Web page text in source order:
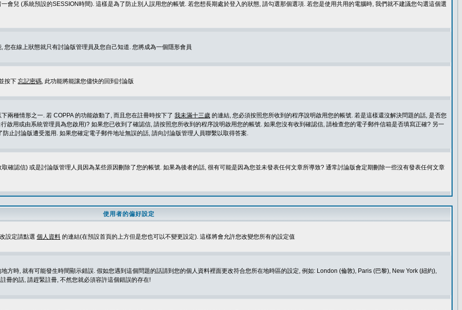
會兒 (系統預設的SESSION時間). 這樣是為了防止別人誤用您的帳號. 若您想長期處於登入的狀態, 請勾選那個選項. 若您是使用共用的電腦時, 我們就不建議您勾選這個選
您在線上狀態就只有討論版管理員及您自己知道. 您將成為一個隱形會員
按下 忘記密碼, 此功能將能讓您儘快的回到討論版
兩種情形之一. 若 COPPA 的功能啟動了, 而且您在註冊時按下了 我未滿十三歲 的連結, 您必須按照您所收到的程序說明啟用您的帳號. 若是這樣還沒解決問題的話, 是否您
啟用或由系統管理員為您啟用)? 如果您已收到了確認信, 請按照您所收到的程序說明啟用您的帳號. 如果您沒有收到確認信, 請檢查您的電子郵件信箱是否填寫正確? 另一
止討論版遭受濫用. 如果您確定電子郵件地址無誤的話, 請向討論版管理人員聯繫以取得答案.
確認信) 或是討論版管理人員因為某些原因刪除了您的帳號. 如果為後者的話, 很有可能是因為您並未發表任何文章所導致? 通常討論版會定期刪除一些沒有發表任何文章
使用者的偏好設定
設定請點選 個人資料 的連結(在預設首頁的上方但是您也可以不變更設定). 這樣將會允許您改變您所有的設定值
方時, 就有可能發生時間顯示錯誤. 假如您遇到這個問題的話請到您的個人資料裡面更改符合您所在地時區的設定, 例如: London (倫敦), Paris (巴黎), New York (紐約),
冊的話, 請趕緊註冊, 不然您就必須容許這個錯誤的存在!